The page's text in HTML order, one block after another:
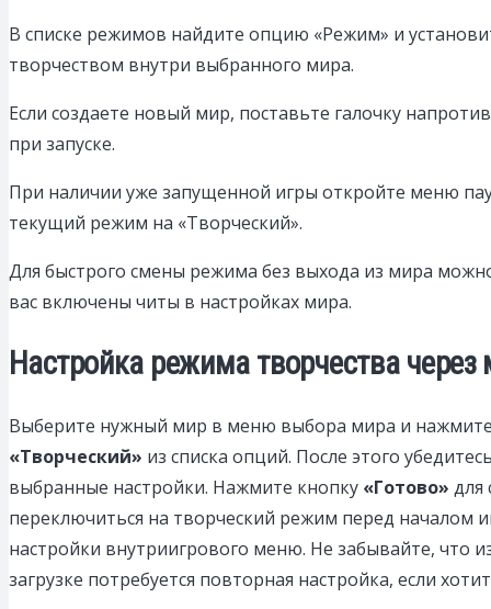
В списке режимов найдите опцию «Режим» и
творчеством внутри выбранного мира.
Если создаете новый мир, поставьте галочку
при запуске.
При наличии уже запущенной игры откройте меню
текущий режим на «Творческий».
Для быстрого смены режима без выхода из мира
вас включены читы в настройках мира.
Настройка режима творчества
Выберите нужный мир в меню выбора мира и
«Творческий» из списка опций. После этого
выбранные настройки. Нажмите кнопку «Готово» для
переключиться на творческий режим перед началом
настройки внутриигрового меню. Не забывайте, что
загрузке потребуется повторная настройка, если